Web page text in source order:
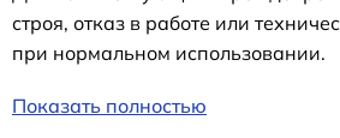
строя, отказ в работе или
при нормальном использовании.
Показать полностью